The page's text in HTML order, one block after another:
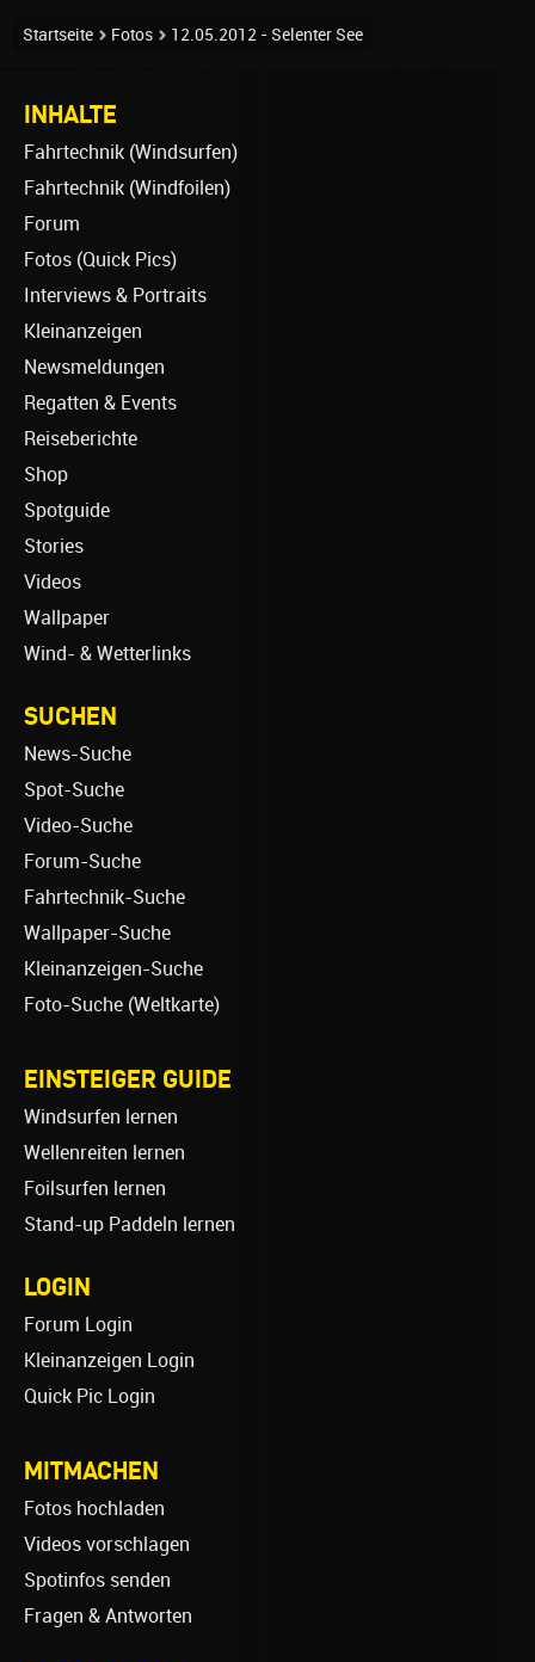
Startseite Fotos 12.05.2012 - Selenter See
INHALTE
Fahrtechnik (Windsurfen)
Fahrtechnik (Windfoilen)
Forum
Fotos (Quick Pics)
Interviews & Portraits
Kleinanzeigen
Newsmeldungen
Regatten & Events
Reiseberichte
Shop
Spotguide
Stories
Videos
Wallpaper
Wind- & Wetterlinks
SUCHEN
News-Suche
Spot-Suche
Video-Suche
Forum-Suche
Fahrtechnik-Suche
Wallpaper-Suche
Kleinanzeigen-Suche
Foto-Suche (Weltkarte)
EINSTEIGER GUIDE
Windsurfen lernen
Wellenreiten lernen
Foilsurfen lernen
Stand-up Paddeln lernen
LOGIN
Forum Login
Kleinanzeigen Login
Quick Pic Login
MITMACHEN
Fotos hochladen
Videos vorschlagen
Spotinfos senden
Fragen & Antworten